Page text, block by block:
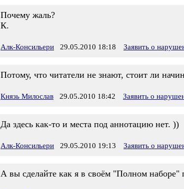
Почему жаль?
К.
Алк-Консильери 29.05.2010 18:18 Заявить о
Потому, что читатели не знают, стоит ли
Князь Милослав 29.05.2010 18:42 Заявить о
Да здесь как-то и места под аннотацию нет. ))
Алк-Консильери 29.05.2010 19:13 Заявить о
А вы сделайте как я в своём "Полном наборе"